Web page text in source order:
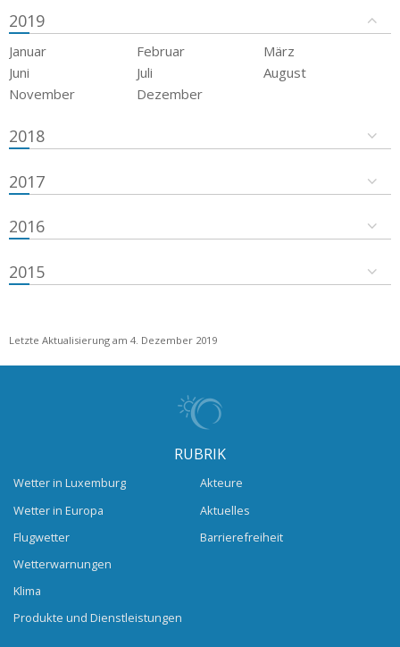
2019
Januar Februar
März
Juni
Juli
August
November
Dezember
2018
2017
2016
2015
Letzte Aktualisierung am 4. Dezember 2019
RUBRIK
Wetter in Luxemburg
Wetter in Europa
Flugwetter
Wetterwarnungen
Klima
Produkte und Dienstleistungen
Akteure
Aktuelles
Barrierefreiheit